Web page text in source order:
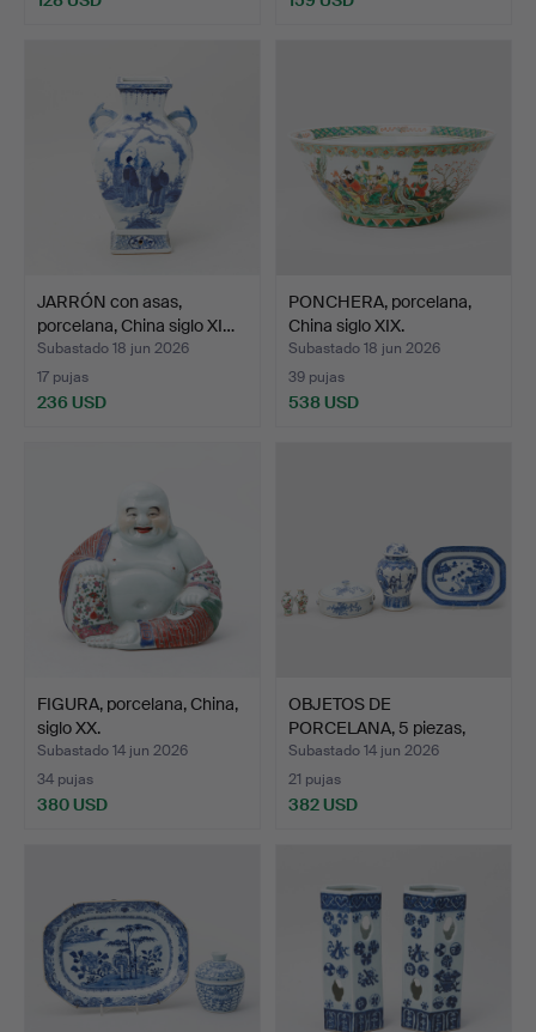
JARRÓN con asas,
porcelana, China siglo XI…
Subastado 18 jun 2026
17 pujas
236 USD
PONCHERA, porcelana,
China siglo XIX.
Subastado 18 jun 2026
39 pujas
538 USD
FIGURA, porcelana, China,
siglo XX.
Subastado 14 jun 2026
34 pujas
380 USD
OBJETOS DE
PORCELANA, 5 piezas,
China, sig…
Subastado 14 jun 2026
21 pujas
382 USD